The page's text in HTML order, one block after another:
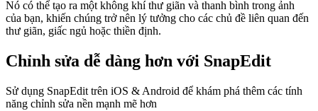
Nó có thể tạo ra một không khí thư giãn và thanh bình trong ảnh
của bạn, khiến chúng trở nên lý tưởng cho các chủ đề liên quan đến
thư giãn, giấc ngủ hoặc thiền định.
Chỉnh sửa dễ dàng hơn với SnapEdit
Sử dụng SnapEdit trên iOS & Android để khám phá thêm các tính
năng chỉnh sửa nền mạnh mẽ hơn